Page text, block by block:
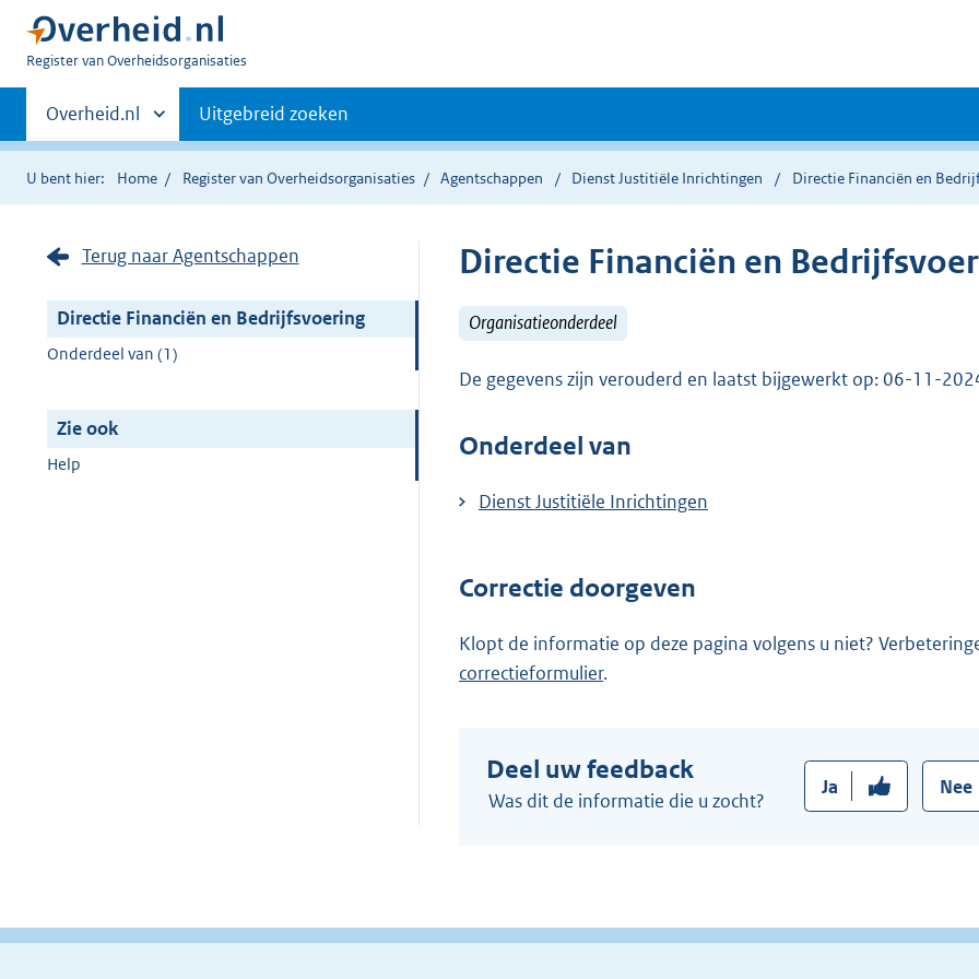
U
Register van Overheidsorganisaties
Primaire
navigatie
Andere
sites
binnen
Overheid.nl Uitgebreid zoeken
U bent hier: Home Register van Overheidsorganisaties Agentschappen Dienst Justitiële Inrichtingen Directie Financiën en
Terug naar Agentschappen
Directie Financiën en Bedrijfsvoering
Onderdeel van (1)
Zie ook
Help
Directie Financiën en
Organisatieonderdeel
De gegevens zijn verouderd en laatst bijgewerkt op: 06-11-
Onderdeel van
Dienst Justitiële Inrichtingen
Correctie doorgeven
Klopt de informatie op deze pagina volgens u niet?
correctieformulier.
Deel uw feedback
Was dit de informatie die u zocht?
Ja Nee